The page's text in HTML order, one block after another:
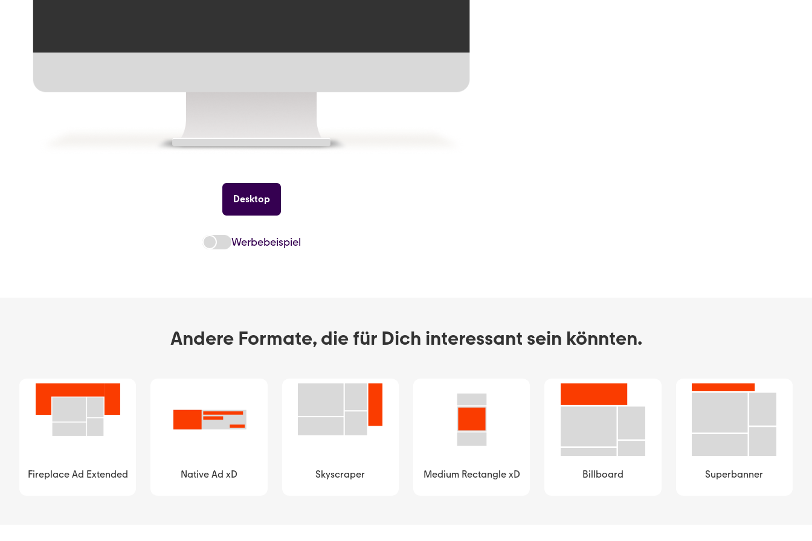
Desktop
Werbebeispiel
Andere Formate, die für Dich interessant sein könnten.
Fireplace Ad Extended Native Ad xD Skyscraper Medium Rectangle xD Billboard Superbanner